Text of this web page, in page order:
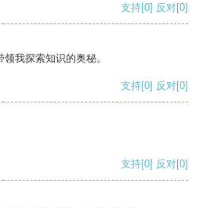
支持[0] 反对[0]
我探索知识的奥秘。
支持[0] 反对[0]
支持[0] 反对[0]